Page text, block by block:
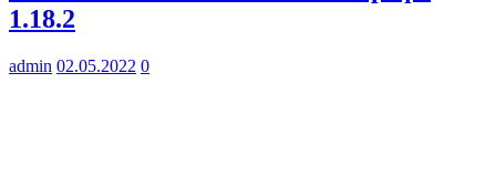
1.18.2
admin 02.05.2022 0